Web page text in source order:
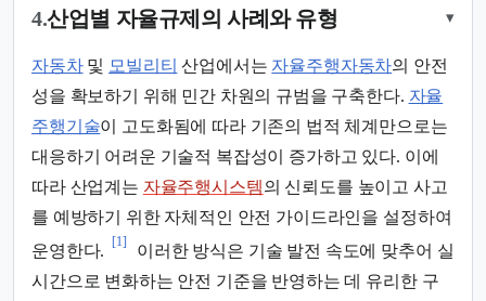
4.산업별 자율규제의 사례와 유형 ▾
자동차및 모빌리티 산업에서는 자율주행자동차의 안전
성을 확보하기 위해 민간 차원의 규범을 구축한다. 자율
주행기술이 고도화됨에 따라 기존의 법적 체계만으로는
대응하기 어려운 기술적 복잡성이 증가하고 있다. 이에
따라 산업계는 자율주행시스템의 신뢰도를 높이고 사고
를 예방하기 위한 자체적인 안전 가이드라인을 설정하여
운영한다.
[1]
이러한 방식은 기술 발전 속도에 맞추어 실
시간으로 변화하는 안전 기준을 반영하는 데 유리한 구